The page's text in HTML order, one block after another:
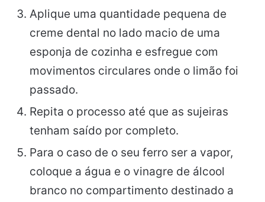
Aplique uma quantidade pequena de
creme dental no lado macio de uma
esponja de cozinha e esfregue com
movimentos circulares onde o limão foi
passado.
Repita o processo até que as sujeiras
tenham saído por completo.
Para o caso de o seu ferro ser a vapor,
coloque a água e o vinagre de álcool
branco no compartimento destinado a